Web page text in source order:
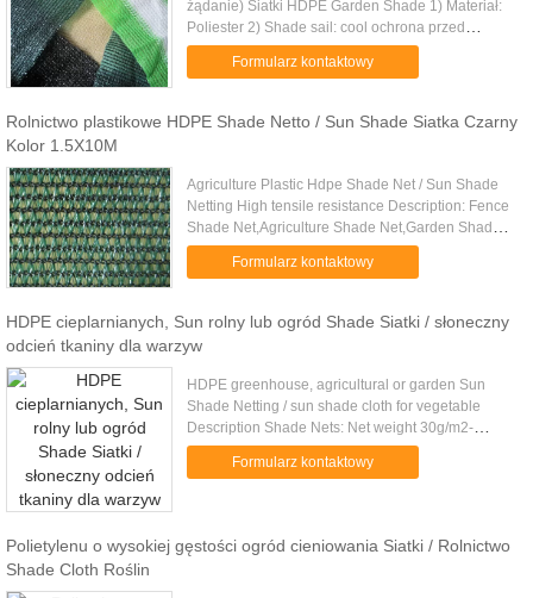
żądanie) Siatki HDPE Garden Shade 1) Materiał:
Poliester 2) Shade sail: cool ochrona przed
gorącym słońcem 3) Zablokować 90% światła
słonecznego. Prosta instalacja...
Formularz kontaktowy
Rolnictwo plastikowe HDPE Shade Netto / Sun Shade Siatka Czarny
Kolor 1.5X10M
Agriculture Plastic Hdpe Shade Net / Sun Shade
Netting High tensile resistance Description: Fence
Shade Net,Agriculture Shade Net,Garden Shade
Net High quality with anti uv High Shade Rating
High screen power ....
Formularz kontaktowy
HDPE cieplarnianych, Sun rolny lub ogród Shade Siatki / słoneczny
odcień tkaniny dla warzyw
HDPE greenhouse, agricultural or garden Sun
Shade Netting / sun shade cloth for vegetable
Description Shade Nets: Net weight 30g/m2-
-350g/m2 Net width 1m,2m,3m,4m,5m,6m,etc Rolls
Lengths On request(10m,50m,100m...
Formularz kontaktowy
Polietylenu o wysokiej gęstości ogród cieniowania Siatki / Rolnictwo
Shade Cloth Roślin